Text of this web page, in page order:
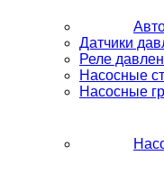
Датчики
Реле
Насосные
Насосные